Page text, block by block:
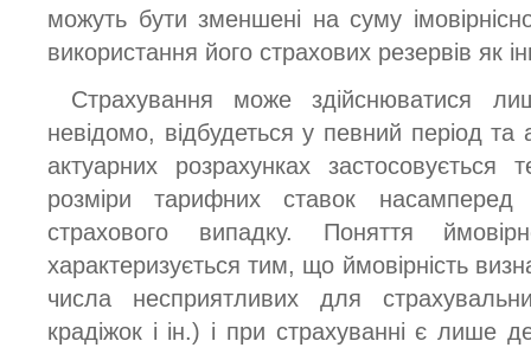
можуть бути зменшені на суму
використання його страхових резервів як
Страхування може здійснюватися
невідомо, відбудеться у певний період
актуарних розрахунках застосовується
розміри тарифних ставок насамперед
страхового випадку. Поняття
характеризується тим, що ймовірність
числа несприятливих для
крадіжок і ін.) і при страхуванні є лише